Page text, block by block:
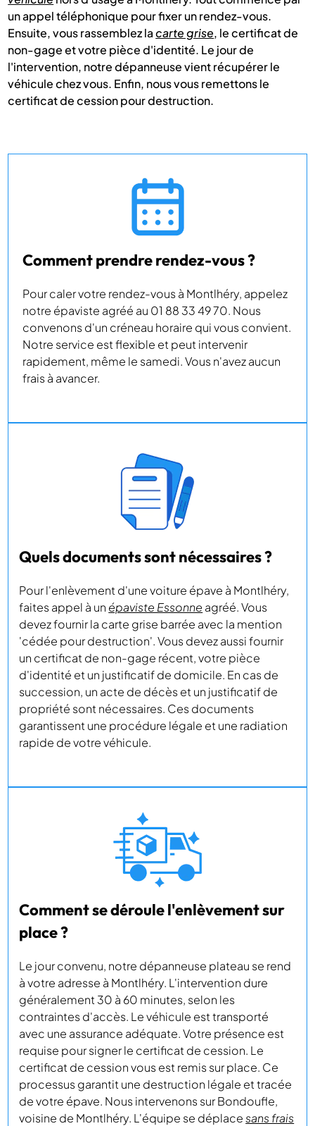
un appel téléphonique pour fixer un rendez-vous.
Ensuite, vous rassemblez lacarte grise, le certificat de
non-gage et votre pièce d'identité. Le jour de
l'intervention, notre dépanneuse vient récupérer le
véhicule chez vous. Enfin, nous vous remettons le
certificat de cession pour destruction.
Comment prendre rendez-vous ?
Pour caler votre rendez-vous à Montlhéry, appelez
notre épaviste agréé au 01 88 33 49 70. Nous
convenons d'un créneau horaire qui vous convient.
Notre service est flexible et peut intervenir
rapidement, même le samedi. Vous n'avez aucun
frais à avancer.
Quels documents sont nécessaires ?
Pour l'enlèvement d'une voiture épave à Montlhéry,
faites appel à un épaviste Essonne agréé. Vous
devez fournir la carte grise barrée avec la mention
'cédée pour destruction'. Vous devez aussi fournir
un certificat de non-gage récent, votre pièce
d'identité et un justificatif de domicile. En cas de
succession, un acte de décès et un justificatif de
propriété sont nécessaires. Ces documents
garantissent une procédure légale et une radiation
rapide de votre véhicule.
Comment se déroule l'enlèvement sur
place ?
Le jour convenu, notre dépanneuse plateau se rend
à votre adresse à Montlhéry. L'intervention dure
généralement 30 à 60 minutes, selon les
contraintes d'accès. Le véhicule est transporté
avec une assurance adéquate. Votre présence est
requise pour signer le certificat de cession. Le
certificat de cession vous est remis sur place. Ce
processus garantit une destruction légale et tracée
de votre épave. Nous intervenons sur Bondoufle,
voisine de Montlhéry. L'équipe se déplacesans frais